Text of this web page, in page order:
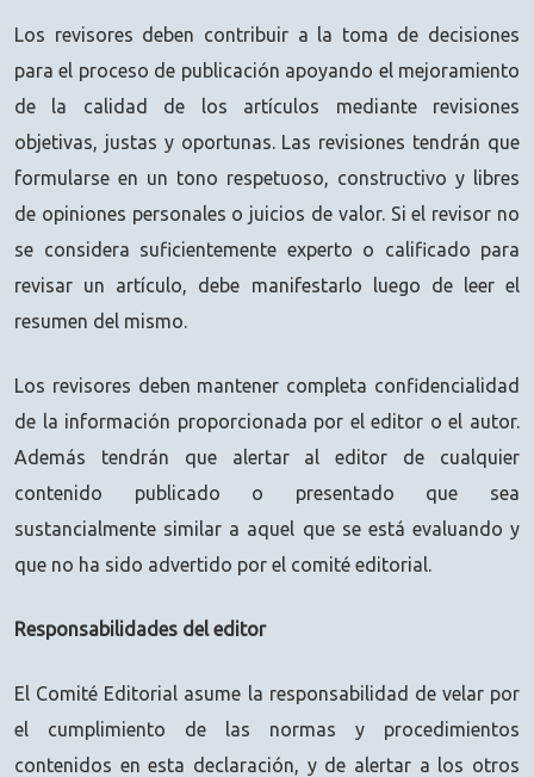
Los revisores deben contribuir a la toma de decisiones
para el proceso de publicación apoyando el mejoramiento
de la calidad de los artículos mediante revisiones
objetivas, justas y oportunas. Las revisiones tendrán que
formularse en un tono respetuoso, constructivo y libres
de opiniones personales o juicios de valor. Si el revisor no
se considera suficientemente experto o calificado para
revisar un artículo, debe manifestarlo luego de leer el
resumen del mismo.
Los revisores deben mantener completa confidencialidad
de la información proporcionada por el editor o el autor.
Además tendrán que alertar al editor de cualquier
contenido publicado o presentado que sea
sustancialmente similar a aquel que se está evaluando y
que no ha sido advertido por el comité editorial.
Responsabilidades del editor
El Comité Editorial asume la responsabilidad de velar por
el cumplimiento de las normas y procedimientos
contenidos en esta declaración, y de alertar a los otros